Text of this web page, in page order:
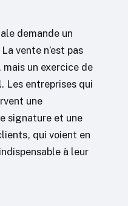
demande un
vente n’est pas
un exercice de
. Les entreprises qui
une
signature et une
qui voient en
à leur